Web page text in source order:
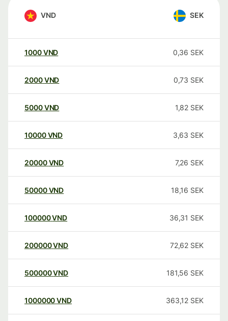
VND SEK
1000VND 0,36 SEK
2000VND 0,73 SEK
5000VND 1,82 SEK
10000 VND 3,63 SEK
20000 VND 7,26 SEK
50000 VND 18,16 SEK
100000VND 36,31 SEK
200000VND 72,62 SEK
500000VND 181,56 SEK
1000000VND 363,12 SEK